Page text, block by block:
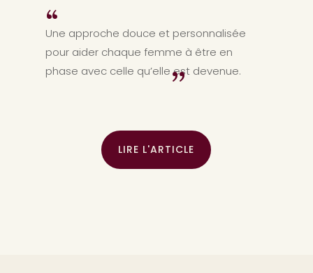
“
Une approche douce et personnalisée
pour aider chaque femme à être en
phase avec celle qu’elle est devenue.
”
LIRE L'ARTICLE